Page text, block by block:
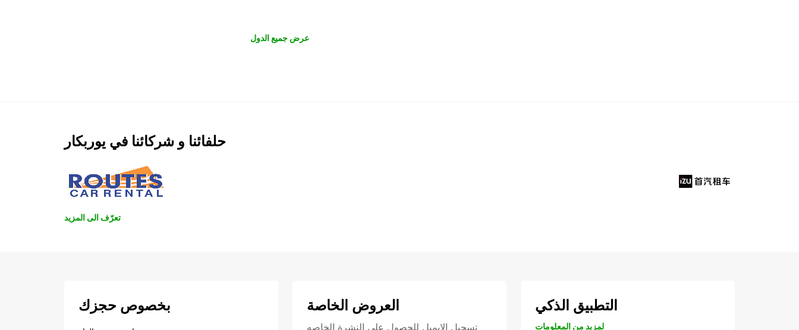
عرض جميع الدول
حلفائنا و شركائنا في يوربكار
تعرّف الى المزيد
بخصوص حجزك العروض الخاصة
تسجيل الايميل للحصول علي النشرة الخاصه
التطبيق الذكي
لمزيد من المعلومات